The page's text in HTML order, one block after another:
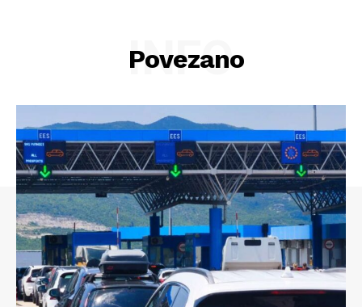
Info
O nama
Kontakt
Impressum
Povezano
INFO